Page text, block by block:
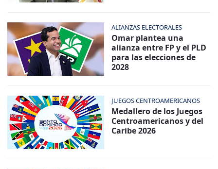
ALIANZAS ELECTORALES
Omar plantea una
alianza entre FP y el PLD
para las elecciones de
2028
JUEGOS CENTROAMERICANOS
Medallero de los Juegos
Centroamericanos y del
Caribe 2026